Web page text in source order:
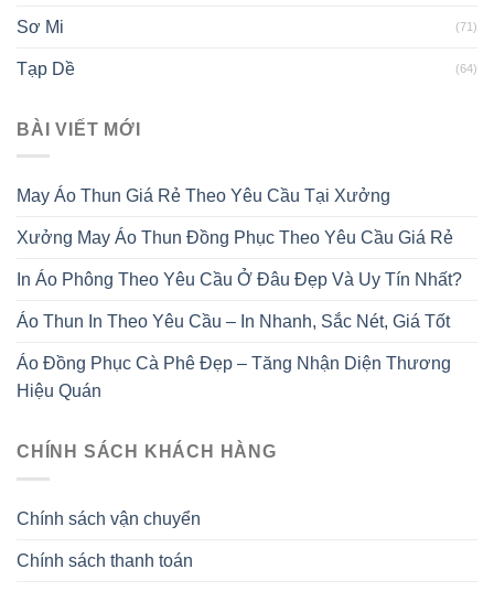
Sơ Mi (71)
Tạp Dề (64)
BÀI VIẾT MỚI
May Áo Thun Giá Rẻ Theo Yêu Cầu Tại Xưởng
Xưởng May Áo Thun Đồng Phục Theo Yêu Cầu Giá Rẻ
In Áo Phông Theo Yêu Cầu Ở Đâu Đẹp Và Uy Tín Nhất?
Áo Thun In Theo Yêu Cầu – In Nhanh, Sắc Nét, Giá Tốt
Áo Đồng Phục Cà Phê Đẹp – Tăng Nhận Diện Thương
Hiệu Quán
CHÍNH SÁCH KHÁCH HÀNG
Chính sách vận chuyển
Chính sách thanh toán